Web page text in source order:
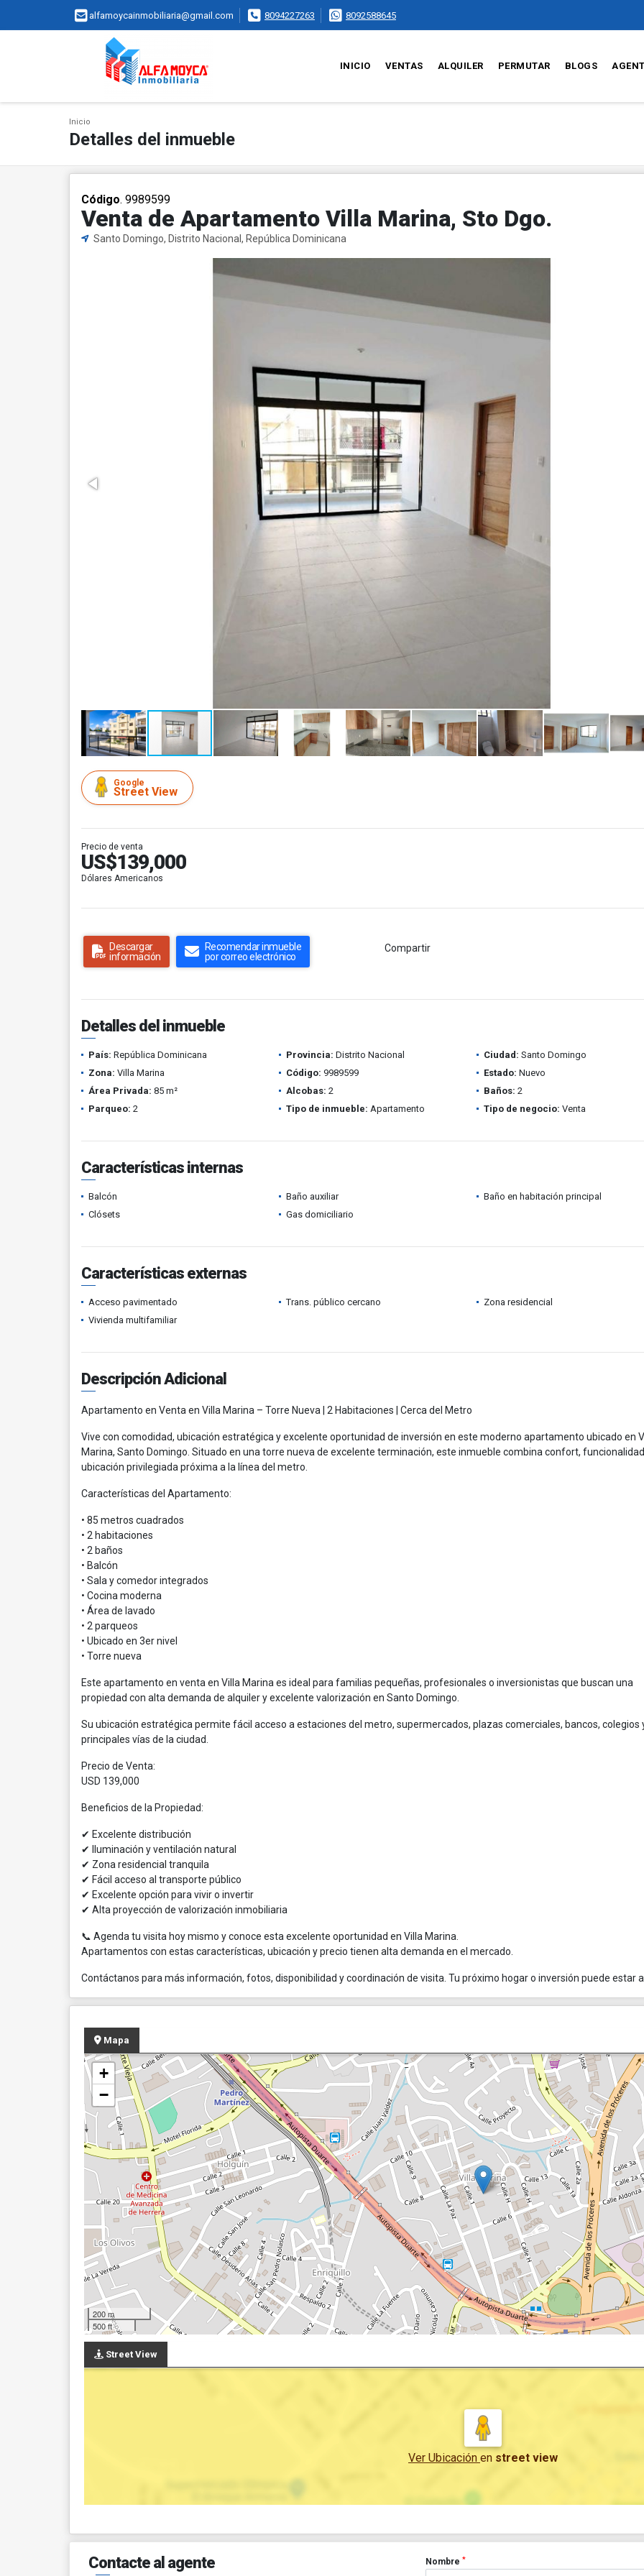
alfamoycainmobiliaria@gmail.com 8094227263 8092588645
INICIO VENTAS ALQUILER PERMUTAR BLOGS
Inicio
Detalles del inmueble
Código. 9989599
Venta de Apartamento Villa Marina, Sto Dgo.
Santo Domingo, Distrito Nacional, República Dominicana
Google
Street View
Precio de venta
US$139,000
Dólares Americanos
Descargar
información
Recomendar inmueble
por correo electrónico
Compartir
Detalles del inmueble
País: República Dominicana Provincia: Distrito Nacional Ciudad: Santo Domingo
Zona: Villa Marina Código: 9989599 Estado: Nuevo
Área Privada: 85 m² Alcobas: 2 Baños: 2
Parqueo: 2 Tipo de inmueble: Apartamento Tipo de negocio: Venta
Características internas
Balcón Baño auxiliar
Baño en habitación principal
Clósets
Gas domiciliario
Características externas
Acceso pavimentado Trans. público cercano
Zona residencial
Vivienda multifamiliar
Descripción Adicional
Apartamento en Venta en Villa Marina – Torre Nueva | 2 Habitaciones | Cerca del Metro
Vive con comodidad, ubicación estratégica y excelente oportunidad de inversión en este moderno apartamento ubicado en
Marina, Santo Domingo. Situado en una torre nueva de excelente terminación, este inmueble combina confort,
ubicación privilegiada próxima a la línea del metro.
Características del Apartamento:
• 85 metros cuadrados
• 2 habitaciones
• 2 baños
• Balcón
• Sala y comedor integrados
• Cocina moderna
• Área de lavado
• 2 parqueos
• Ubicado en 3er nivel
• Torre nueva
Este apartamento en venta en Villa Marina es ideal para familias pequeñas, profesionales o inversionistas que buscan una
propiedad con alta demanda de alquiler y excelente valorización en Santo Domingo.
Su ubicación estratégica permite fácil acceso a estaciones del metro, supermercados, plazas comerciales, bancos, colegios
principales vías de la ciudad.
Precio de Venta:
USD 139,000
Beneficios de la Propiedad:
✔ Excelente distribución
✔ Iluminación y ventilación natural
✔ Zona residencial tranquila
✔ Fácil acceso al transporte público
✔ Excelente opción para vivir o invertir
✔ Alta proyección de valorización inmobiliaria
📞 Agenda tu visita hoy mismo y conoce esta excelente oportunidad en Villa Marina.
Apartamentos con estas características, ubicación y precio tienen alta demanda en el mercado.
Contáctanos para más información, fotos, disponibilidad y coordinación de visita. Tu próximo hogar o inversión puede estar
Mapa
+
−
200 m
500 ft
Street View
Ver Ubicación en street view
Contacte al agente Nombre*